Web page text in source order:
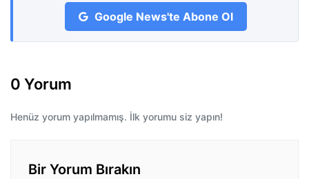
Google News'te Abone Ol
0 Yorum
Henüz yorum yapılmamış. İlk yorumu siz yapın!
Bir Yorum Bırakın